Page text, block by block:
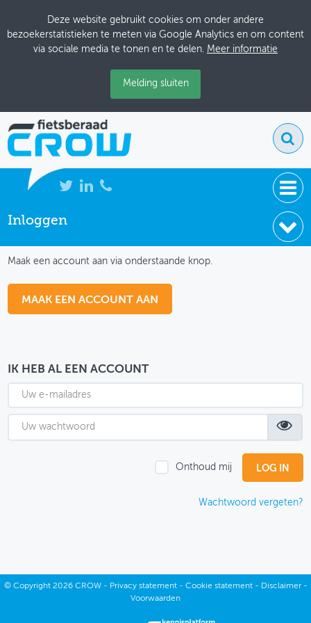
Deze website gebruikt cookies om onder andere
bezoekerstatistieken te meten via Google Analytics en om content
via sociale media te tonen en te delen. Meer informatie
Melding sluiten
NIEUWS
THEMASITES
MIJN PROFIEL
GEBRUIKER
Inloggen
Maak een account aan via onderstaande knop.
MAAK EEN ACCOUNT AAN
IK HEB AL EEN ACCOUNT
Onthoud mij
Wachtwoord vergeten?
© Copyright2026 CROW - Privacy statement- Cookie statement- Disclaimer-
Voorwaarden